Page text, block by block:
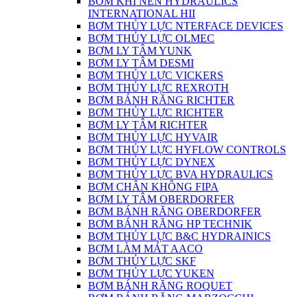
INTERNATIONAL HII
BƠM THỦY LỰC NTERFACE DEVICES
BƠM THỦY LỰC OLMEC
BƠM LY TÂM YUNK
BƠM LY TÂM DESMI
BƠM THỦY LỰC VICKERS
BƠM THỦY LỰC REXROTH
BƠM BÁNH RĂNG RICHTER
BƠM THỦY LỰC RICHTER
BƠM LY TÂM RICHTER
BƠM THỦY LỰC HYVAIR
BƠM THỦY LỰC HYFLOW CONTROLS
BƠM THỦY LỰC DYNEX
BƠM THỦY LỰC BVA HYDRAULICS
BƠM CHÂN KHÔNG FIPA
BƠM LY TÂM OBERDORFER
BƠM BÁNH RĂNG OBERDORFER
BƠM BÁNH RĂNG HP TECHNIK
BƠM THỦY LỰC B&C HYDRAINICS
BƠM LÀM MÁT AACO
BƠM THỦY LỰC SKF
BƠM THỦY LỰC YUKEN
BƠM BÁNH RĂNG ROQUET